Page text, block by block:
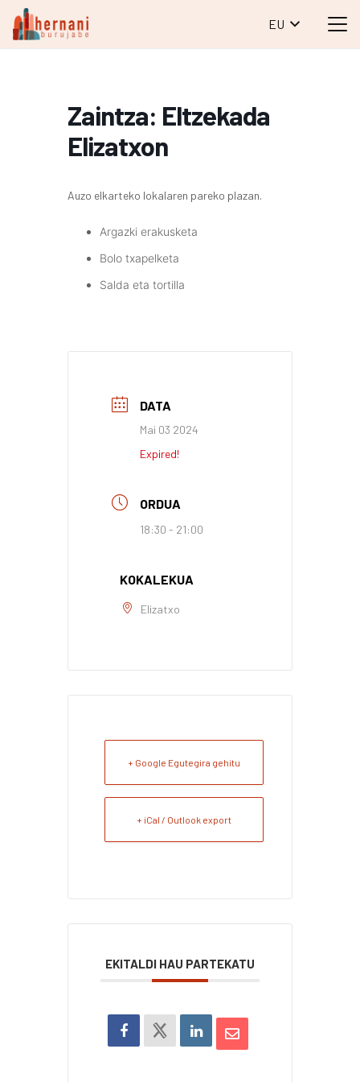
EU
Zaintza: Eltzekada
Elizatxon
Auzo elkarteko lokalaren pareko plazan.
Argazki erakusketa
Bolo txapelketa
Salda eta tortilla
DATA
Mai 03 2024
Expired!
ORDUA
18:30 - 21:00
KOKALEKUA
Elizatxo
+ Google Egutegira gehitu
+ iCal / Outlook export
EKITALDI HAU PARTEKATU